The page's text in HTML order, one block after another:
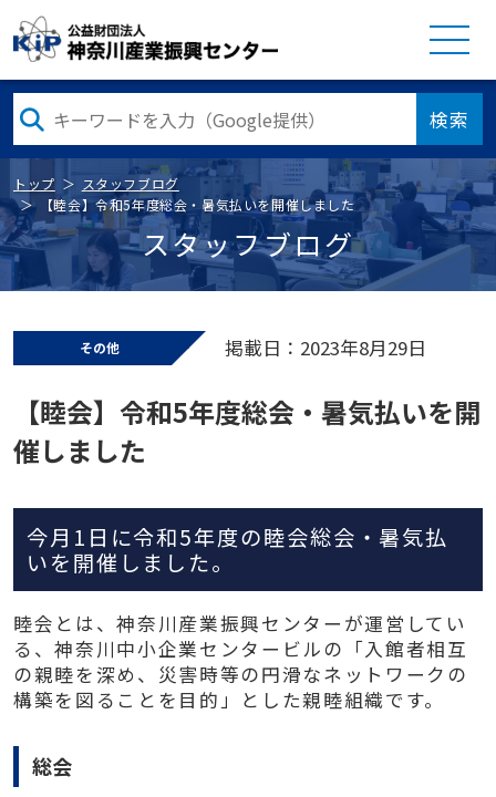
検索
トップ
スタッフブログ
【睦会】令和5年度総会・暑気払いを開催しました
スタッフブログ
その他 掲載日：2023年8月29日
【睦会】令和5年度総会・暑気払いを開
催しました
今月1日に令和5年度の睦会総会・暑気払
いを開催しました。
睦会とは、神奈川産業振興センターが運営してい
る、神奈川中小企業センタービルの「入館者相互
の親睦を深め、災害時等の円滑なネットワークの
構築を図ることを目的」とした親睦組織です。
総会